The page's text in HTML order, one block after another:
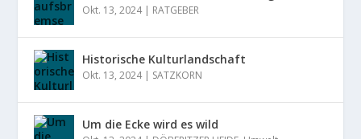
Okt. 13, 2024| RATGEBER
Historische Kulturlandschaft
Okt. 13, 2024| SATZKORN
Um die Ecke wird es wild